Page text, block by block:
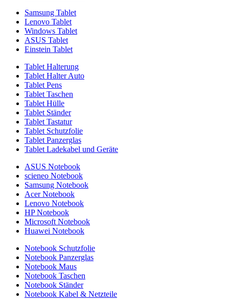
Samsung Tablet
Lenovo Tablet
Windows Tablet
ASUS Tablet
Einstein Tablet
Tablet Halterung
Tablet Halter Auto
Tablet Pens
Tablet Taschen
Tablet Hülle
Tablet Ständer
Tablet Tastatur
Tablet Schutzfolie
Tablet Panzerglas
Tablet Ladekabel und Geräte
ASUS Notebook
scieneo Notebook
Samsung Notebook
Acer Notebook
Lenovo Notebook
HP Notebook
Microsoft Notebook
Huawei Notebook
Notebook Schutzfolie
Notebook Panzerglas
Notebook Maus
Notebook Taschen
Notebook Ständer
Notebook Kabel & Netzteile